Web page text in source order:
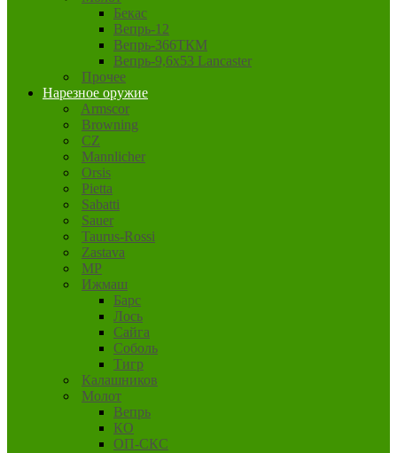
Бекас
Вепрь-12
Вепрь-366ТКМ
Вепрь-9,6х53 Lancaster
Прочее
Нарезное оружие
Armscor
Browning
CZ
Mannlicher
Orsis
Pietta
Sabatti
Sauer
Taurus-Rossi
Zastava
MP
Ижмаш
Барс
Лось
Сайга
Соболь
Тигр
Калашников
Молот
Вепрь
КО
ОП-СКС